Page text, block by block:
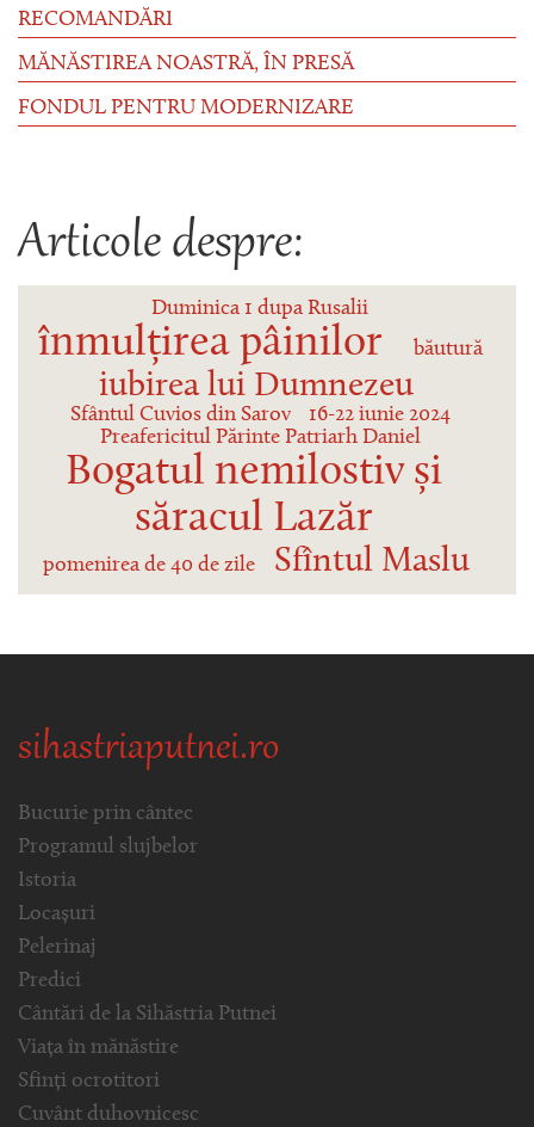
RECOMANDĂRI
MĂNĂSTIREA NOASTRĂ, ÎN PRESĂ
FONDUL PENTRU MODERNIZARE
Articole despre:
Duminica 1 dupa Rusalii
înmulțirea pâinilor băutură
iubirea lui Dumnezeu
Sfântul Cuvios din Sarov
16-22 iunie 2024
Preafericitul Părinte Patriarh Daniel
Bogatul nemilostiv și
săracul Lazăr
pomenirea de 40 de zile Sfîntul Maslu
sihastriaputnei.ro
Bucurie prin cântec
Programul slujbelor
Istoria
Locașuri
Pelerinaj
Predici
Cântări de la Sihăstria Putnei
Viața în mănăstire
Sfinți ocrotitori
Cuvânt duhovnicesc